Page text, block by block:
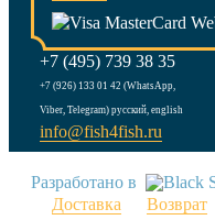
+7 (495) 739 38 35
+7 (926) 133 01 42 (WhatsApp,
Viber, Telegram) русский, english
info@fish4fish.ru
Разработано в
Доставка
Возврат